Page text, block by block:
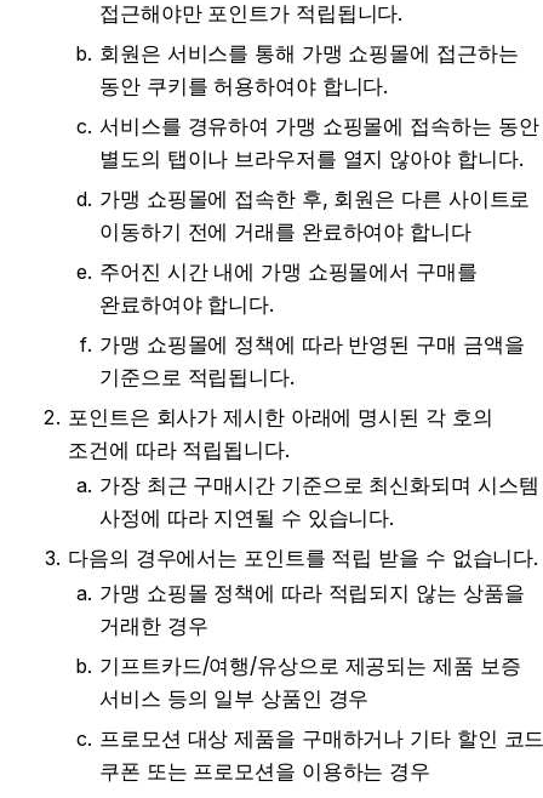
접근해야만 포인트가 적립됩니다.
회원은 서비스를 통해 가맹 쇼핑몰에 접근하는
동안 쿠키를 허용하여야 합니다.
서비스를 경유하여 가맹 쇼핑몰에 접속하는 동안
별도의 탭이나 브라우저를 열지 않아야 합니다.
가맹 쇼핑몰에 접속한 후, 회원은 다른 사이트로
이동하기 전에 거래를 완료하여야 합니다
주어진 시간 내에 가맹 쇼핑몰에서 구매를
완료하여야 합니다.
가맹 쇼핑몰에 정책에 따라 반영된 구매 금액을
기준으로 적립됩니다.
포인트은 회사가 제시한 아래에 명시된 각 호의
조건에 따라 적립됩니다.
가장 최근 구매시간 기준으로 최신화되며 시스템
사정에 따라 지연될 수 있습니다.
다음의 경우에서는 포인트를 적립 받을 수 없습니다.
가맹 쇼핑몰 정책에 따라 적립되지 않는 상품을
거래한 경우
기프트카드/여행/유상으로 제공되는 제품 보증
서비스 등의 일부 상품인 경우
프로모션 대상 제품을 구매하거나 기타 할인 코
쿠폰 또는 프로모션을 이용하는 경우